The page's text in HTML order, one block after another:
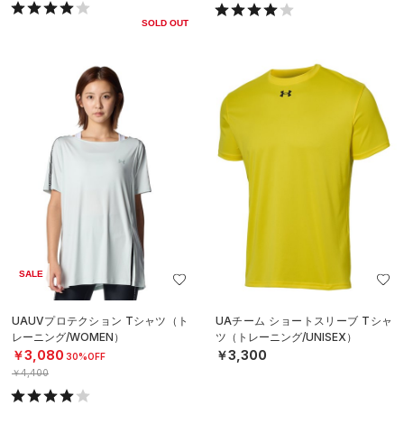
SOLD OUT
SALE
UAUVプロテクション Tシャツ（ト
レーニング/WOMEN）
￥3,080 30%OFF
￥4,400
UAチーム ショートスリーブ Tシャ
ツ（トレーニング/UNISEX）
￥3,300